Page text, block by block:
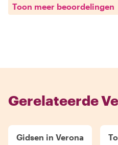
Toon meer beoordelingen
Gerelateerde
Gidsen in Verona